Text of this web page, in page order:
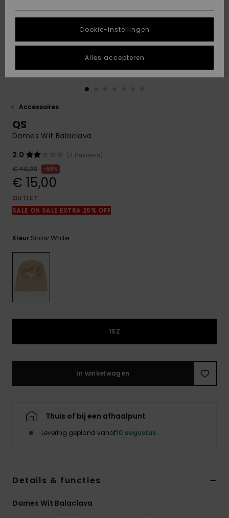
Highlights
Highlights
gesprek om het
snelste
vraag te
krijgen.
Gesprek
de meest
vragen en ons
contactformulier.
DUURZAAMHEID
STORE LOCATOR
VERLANGLIJST
Accessoires
QS
Dames Wit Balaclava
2.0
(2 Reviews)
€ 40,00
63%
€ 15,00
OUTLET
SALE ON SALE EXTRA 25% OFF
Kleur Snow White
1SZ
In winkelwagen
Thuis of bij een afhaalpunt
Levering gepland vanaf10 augustus
Details & functies
Dames Wit Balaclava
Cookie-instellingen
Alles accepteren